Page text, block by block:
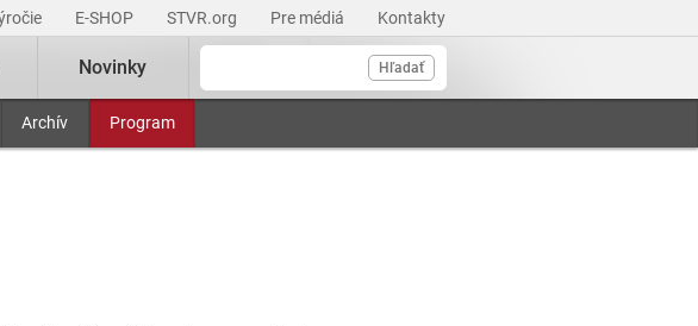
E-SHOP STVR.org Pre médiá Kontakty
Hľadať
Archív Program
Novinky